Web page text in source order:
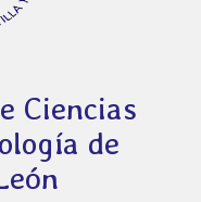
Ciencias
de